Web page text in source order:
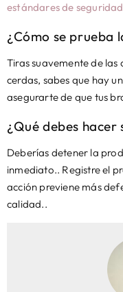
estándares de
¿Cómo se prueba
Tiras suavemente de las
cerdas, sabes que hay
asegurarte de que tus
¿Qué debes hacer
Deberías detener la
inmediato.. Registre el
acción previene más
calidad..